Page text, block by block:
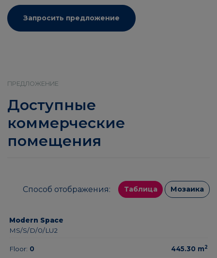
Запросить предложение
ПРЕДЛОЖЕНИЕ
Доступные
коммерческие
помещения
Способ отображения: Таблица Мозаика
Modern Space
MS/S/D/0/LU2
Floor: 0
445.30 m2